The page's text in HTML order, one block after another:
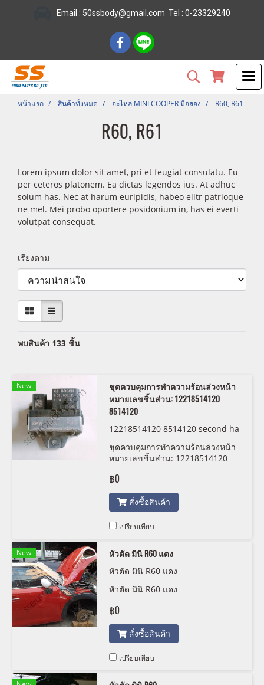
Email : 50ssbody@gmail.com Tel : 0-23329240
หน้าแรก สินค้าทั้งหมด อะไหล่ MINI COOPER มือสอง R60, R61
R60, R61
Lorem ipsum dolor sit amet, pri et feugiat consulatu. Eu
per ceteros platonem. Ea dictas legendos ius. At adhuc
solum has. Nec at harum euripidis, habeo elitr patrioque
ne mel. Mei probo oportere posidonium in, has ei everti
volutpat consequat.
เรียงตาม
พบสินค้า 133 ชิ้น
New
ชุดควบคุมการทำความร้อนล่วงหน้า
หมายเลขชิ้นส่วน: 12218514120
8514120
12218514120 8514120 second ha
ชุดควบคุมการทำความร้อนล่วงหน้า
หมายเลขชิ้นส่วน: 12218514120
฿0
สั่งซื้อสินค้า
เปรียบเทียบ
New
หัวตัด มินิ R60 แดง
หัวตัด มินิ R60 แดง
หัวตัด มินิ R60 แดง
฿0
สั่งซื้อสินค้า
เปรียบเทียบ